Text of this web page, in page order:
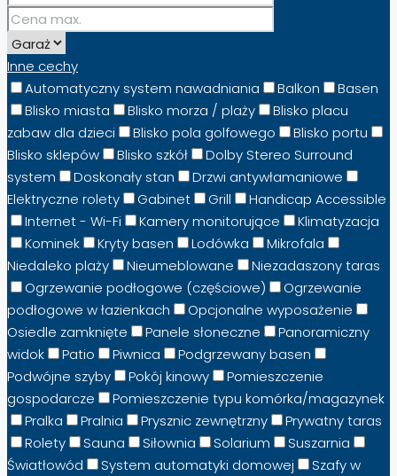
Inne cechy
Automatyczny system nawadniania
Balkon
Basen
Blisko miasta
Blisko morza / plaży
Blisko placu
zabaw dla dzieci
Blisko pola golfowego
Blisko portu
Blisko sklepów
Blisko szkół
Dolby Stereo Surround
system
Doskonały stan
Drzwi antywłamaniowe
Elektryczne rolety
Gabinet Grill
Handicap Accessible
Internet - Wi-Fi
Kamery monitorujące
Klimatyzacja
Kominek
Kryty basen Lodówka
Mikrofala
Niedaleko plaży
Nieumeblowane
Niezadaszony taras
Ogrzewanie podłogowe (częściowe)
Ogrzewanie
podłogowe w łazienkach
Opcjonalne wyposażenie
Osiedle zamknięte
Panele słoneczne
Panoramiczny
widok
Patio Piwnica
Podgrzewany basen
Podwójne szyby
Pokój kinowy
Pomieszczenie
gospodarcze
Pomieszczenie typu komórka/magazynek
Pralka
Pralnia Prysznic zewnętrzny
Prywatny taras
Rolety
Sauna Siłownia Solarium
Suszarnia
Światłowód
System automatyki domowej
Szafy w